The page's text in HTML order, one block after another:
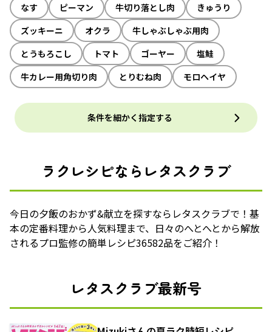
なす ピーマン 牛切り落とし肉
きゅうり
ズッキーニ
オクラ
牛しゃぶしゃぶ用肉
とうもろこし
トマト ゴーヤー
塩鮭
牛カレー用角切り肉
とりむね肉 モロヘイヤ
条件を細かく指定する
ラクレシピならレタスクラブ
今日の夕飯のおかず&献立を探すならレタスクラブで！基
本の定番料理から人気料理まで、日々のへとへとから解放
されるプロ監修の簡単レシピ36582品をご紹介！
レタスクラブ最新号